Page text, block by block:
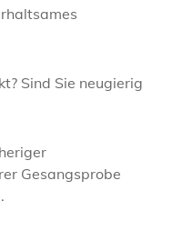
Sind Sie neugierig
Gesangsprobe